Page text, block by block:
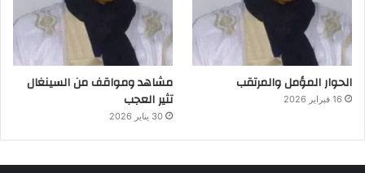
الحوار المؤمل والمرتقب
16 فبراير 2026
مشاهد ومواقف من السينغال
تثير العجب
30 يناير 2026